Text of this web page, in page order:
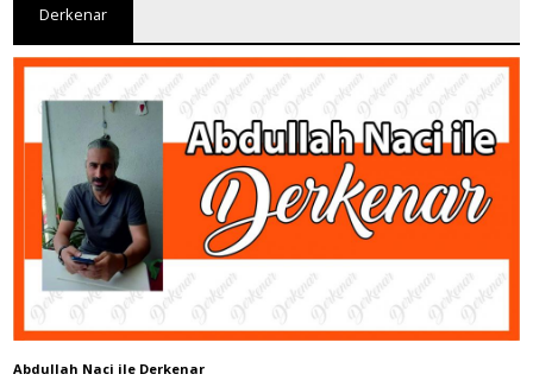
Derkenar
Abdullah Naci ile Derkenar